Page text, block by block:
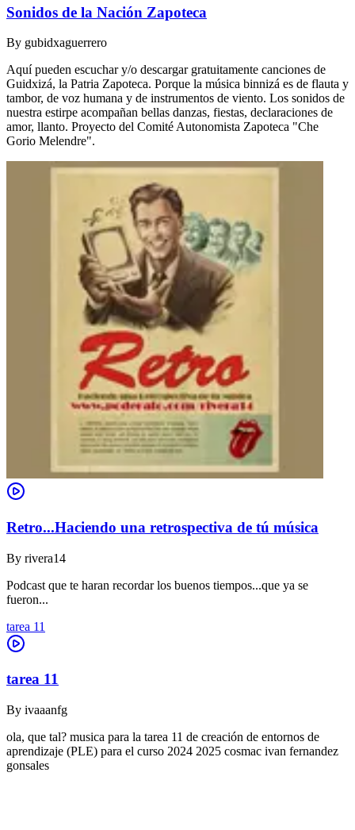
Sonidos de la Nación Zapoteca
By gubidxaguerrero
Aquí pueden escuchar y/o descargar gratuitamente canciones de
Guidxizá, la Patria Zapoteca. Porque la música binnizá es de flauta y
tambor, de voz humana y de instrumentos de viento. Los sonidos de
nuestra estirpe acompañan bellas danzas, fiestas, declaraciones de
amor, llanto. Proyecto del Comité Autonomista Zapoteca "Che
Gorio Melendre".
Retro...Haciendo una retrospectiva de tú música
By rivera14
Podcast que te haran recordar los buenos tiempos...que ya se
fueron...
tarea 11
tarea 11
By ivaaanfg
ola, que tal? musica para la tarea 11 de creación de entornos de
aprendizaje (PLE) para el curso 2024 2025 cosmac ivan fernandez
gonsales